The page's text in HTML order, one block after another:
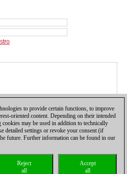
|Para contactar Cookies Management
Compliance Hotline
to provide certain functions, to improve
oriented content. Depending on their intended
may be used in addition to technically
detailed settings or revoke your consent (if
future. Further information can be found in our
Accept
all
Reject
all